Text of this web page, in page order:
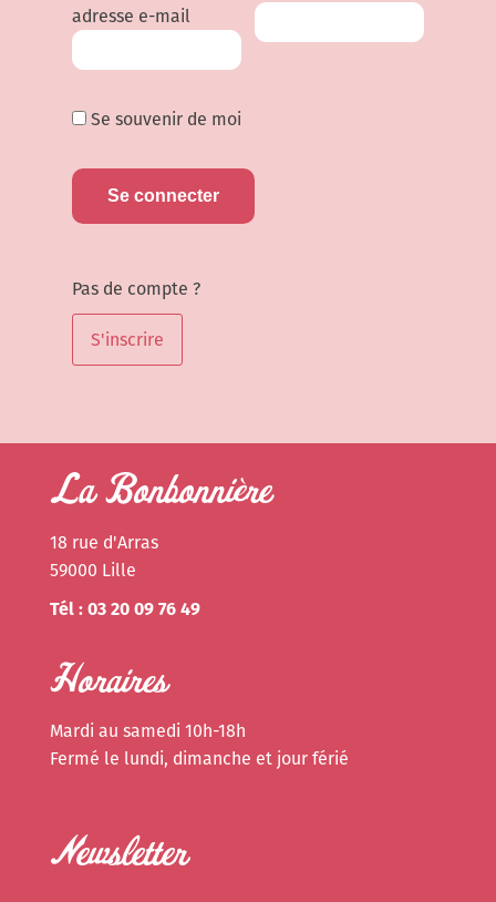
adresse e-mail
Se souvenir de moi
Pas de compte ?
S'inscrire
La Bonbonnière
18 rue d'Arras
59000 Lille
Tél : 03 20 09 76 49
Horaires
Mardi au samedi 10h-18h
Fermé le lundi, dimanche et jour férié
Newsletter